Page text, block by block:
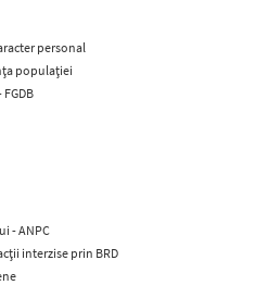
personal
populației
- ANPC
interzise prin BRD